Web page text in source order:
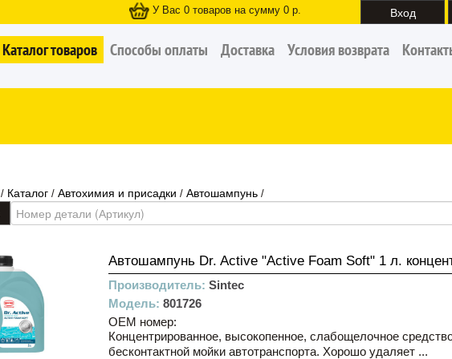
У Вас 0 товаров на сумму 0 р. Вход
Каталог товаров Способы оплаты Доставка Условия возврата
/ Каталог / Автохимия и присадки / Автошампунь /
Автошампунь Dr. Active "Active Foam Soft" 1 л.
Производитель: Sintec
Модель: 801726
OEM номер:
Концентрированное, высокопенное, слабощелочное
бесконтактной мойки автотранспорта. Хорошо удаляет ...